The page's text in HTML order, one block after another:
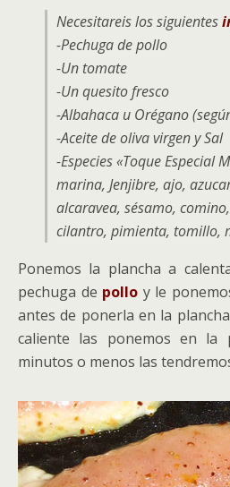
Necesitareis los siguientes
-Pechuga de pollo
-Un tomate
-Un quesito fresco
-Albahaca u Orégano
-Aceite de oliva virgen y Sal
-Especies «Toque Especial
marina, Jenjibre, ajo,
alcaravea, sésamo,
cilantro, pimienta, tomillo,
Ponemos la plancha a
pechuga de pollo y le
antes de ponerla en la
caliente las ponemos en la
minutos o menos las